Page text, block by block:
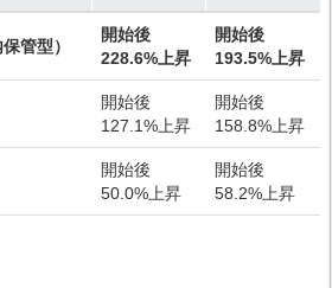
管型）
開始後
228.6%上昇
開始後
193.5%上昇
開始後
127.1%上昇
開始後
158.8%上昇
開始後
50.0%上昇
開始後
58.2%上昇